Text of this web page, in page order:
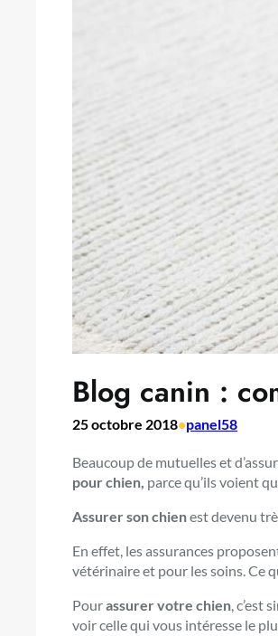
Blog canin :
25 octobre 2018•panel58
Beaucoup de mutuelles et
pour chien, parce qu’ils voient
Assurer son chienest devenu
En effet, les assurances
vétérinaire et pour les soins. Ce
Pourassurer votre chien ,
voir celle qui vous intéresse le